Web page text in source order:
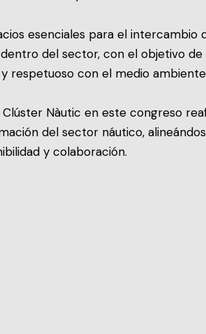
esenciales para el intercambio
del sector, con el objetivo de
respetuoso con el medio
Nàutic en este congreso
del sector náutico,
y colaboración.